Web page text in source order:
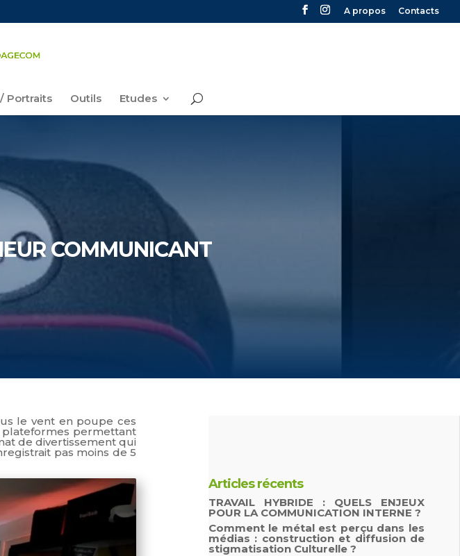
A propos Contacts
Portraits Outils Etudes
COMMUNICANT
le vent en poupe ces
plateformes permettant
de divertissement qui
pas moins de 5
Articles récents
TRAVAIL HYBRIDE : QUELS ENJEUX
POUR LA COMMUNICATION INTERNE ?
Comment le métal est perçu dans les
médias : construction et diffusion de
stigmatisation Culturelle ?